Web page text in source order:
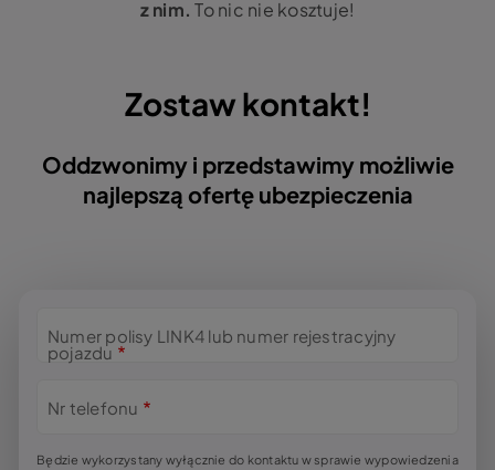
z nim. To nic nie kosztuje!
Zostaw kontakt!
Oddzwonimy i przedstawimy możliwie
najlepszą ofertę ubezpieczenia
Numer polisy LINK4 lub numer rejestracyjny
pojazdu
Będzie wykorzystany wyłącznie do kontaktu w sprawie wypowiedzenia
Nr telefonu
Zostaw